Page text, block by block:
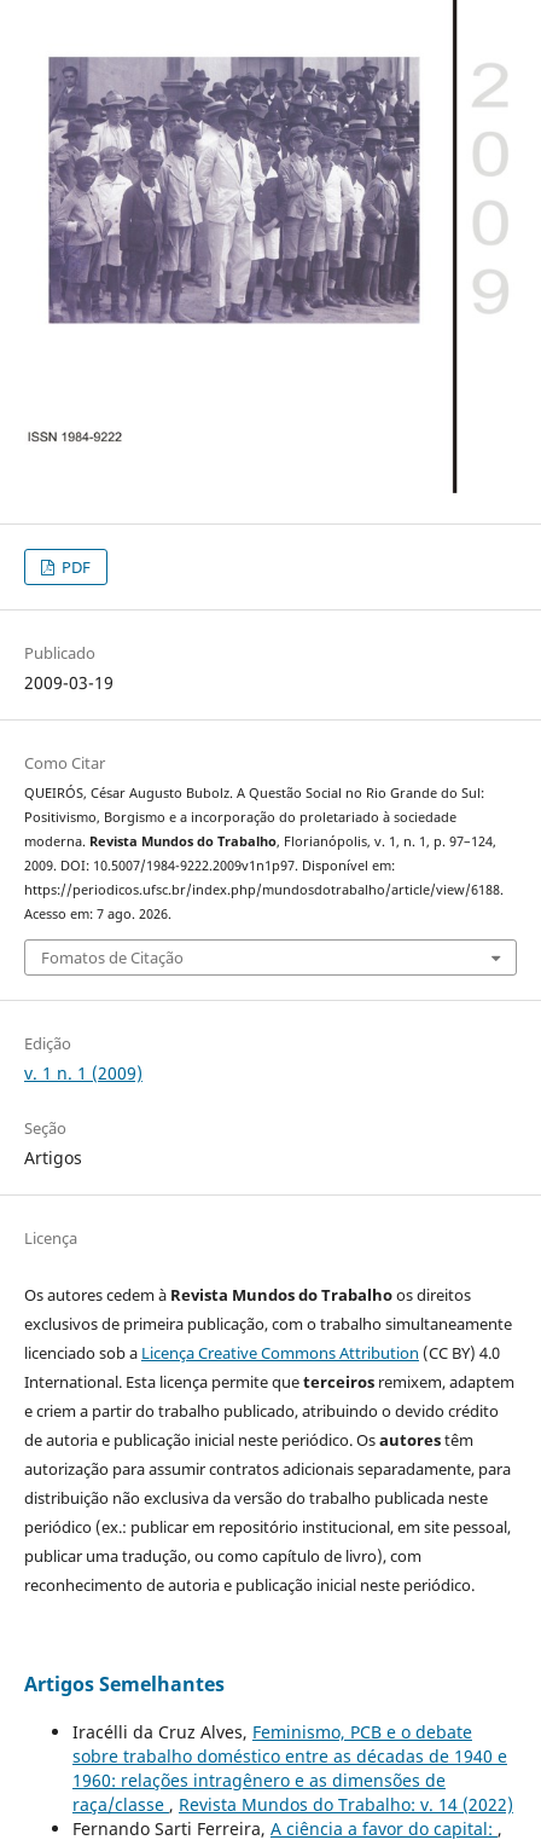
PDF
Publicado
2009-03-19
Como Citar
QUEIRÓS, César Augusto Bubolz. A Questão Social no Rio Grande do Sul:
Positivismo, Borgismo e a incorporação do proletariado à sociedade
moderna. Revista Mundos do Trabalho, Florianópolis, v. 1, n. 1, p. 97–124,
2009. DOI: 10.5007/1984-9222.2009v1n1p97. Disponível em:
https://periodicos.ufsc.br/index.php/mundosdotrabalho/article/view/6188.
Acesso em: 7 ago. 2026.
Fomatos de Citação
Edição
v. 1 n. 1 (2009)
Seção
Artigos
Licença
Os autores cedem à Revista Mundos do Trabalhoos direitos
exclusivos de primeira publicação, com o trabalho simultaneamente
licenciado sob a Licença Creative Commons Attribution (CC BY) 4.0
International. Esta licença permite queterceirosremixem, adaptem
e criem a partir do trabalho publicado, atribuindo o devido crédito
de autoria e publicação inicial neste periódico. Osautorestêm
autorização para assumir contratos adicionais separadamente, para
distribuição não exclusiva da versão do trabalho publicada neste
periódico (ex.: publicar em repositório institucional, em site pessoal,
publicar uma tradução, ou como capítulo de livro), com
reconhecimento de autoria e publicação inicial neste periódico.
Artigos Semelhantes
Iracélli da Cruz Alves, Feminismo, PCB e o debate
sobre trabalho doméstico entre as décadas de 1940 e
1960: relações intragênero e as dimensões de
raça/classe , Revista Mundos do Trabalho: v. 14 (2022)
Fernando Sarti Ferreira, A ciência a favor do capital: ,